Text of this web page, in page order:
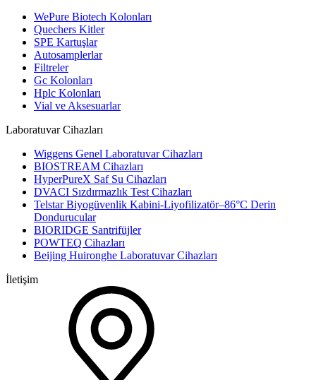
WePure Biotech Kolonları
Quechers Kitler
SPE Kartuşlar
Autosamplerlar
Filtreler
Gc Kolonları
Hplc Kolonları
Vial ve Aksesuarlar
Laboratuvar Cihazları
Wiggens Genel Laboratuvar Cihazları
BIOSTREAM Cihazları
HyperPureX Saf Su Cihazları
DVACI Sızdırmazlık Test Cihazları
Telstar Biyogüvenlik Kabini-Liyofilizatör–86°C Derin
Dondurucular
BIORIDGE Santrifüjler
POWTEQ Cihazları
Beijing Huironghe Laboratuvar Cihazları
İletişim